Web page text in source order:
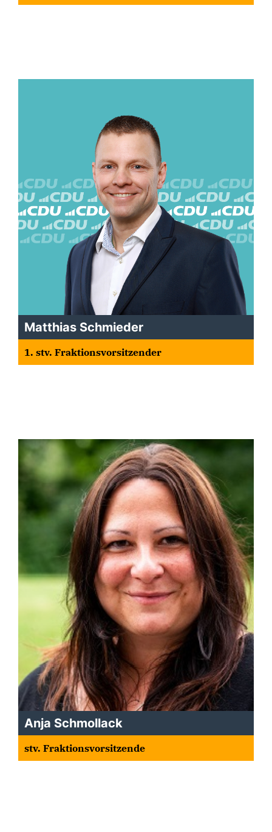
Matthias Schmieder
1. stv. Fraktionsvorsitzender
Anja Schmollack
stv. Fraktionsvorsitzende